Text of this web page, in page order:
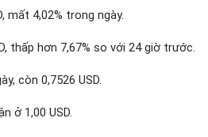
mất 4,02% trong ngày.
thấp hơn 7,67% so với 24 giờ trước.
còn 0,7526 USD.
ở 1,00 USD.